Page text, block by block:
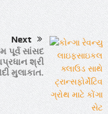
Next
પૂર્વ સાંસદ
શ્રી
મુલાકાત.